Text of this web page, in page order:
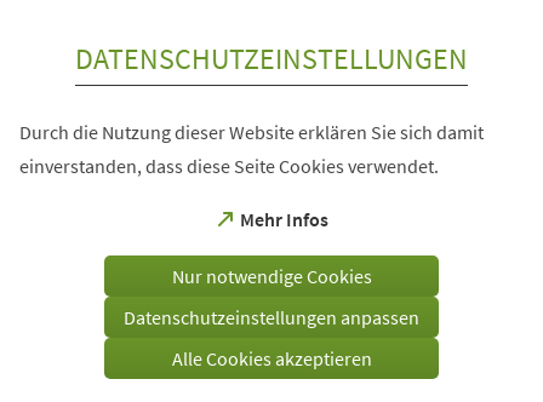
DATENSCHUTZEINSTELLUNGEN
Durch die Nutzung dieser Website erklären Sie sich damit
einverstanden, dass diese Seite Cookies verwendet.
Mehr Infos
(Öffnet
einem
Tab)
Nur notwendige Cookies
Datenschutzeinstellungen anpassen
Alle Cookies akzeptieren